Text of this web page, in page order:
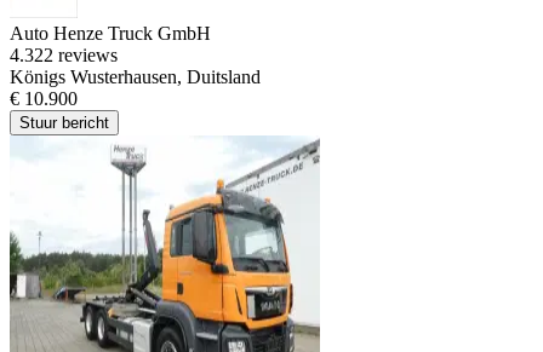
Auto Henze Truck GmbH
4.322 reviews
Königs Wusterhausen, Duitsland
€ 10.900
Stuur bericht